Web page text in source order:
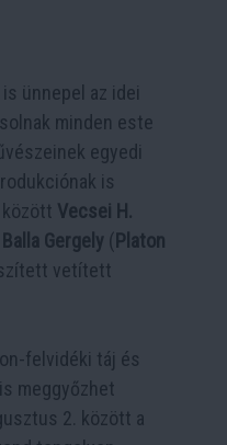
ünnepel az idei
minden este
egyedi
is
Vecsei H.
Balla Gergely ( Platon
vetített
felvidéki táj és
meggyőzhet
2. között a